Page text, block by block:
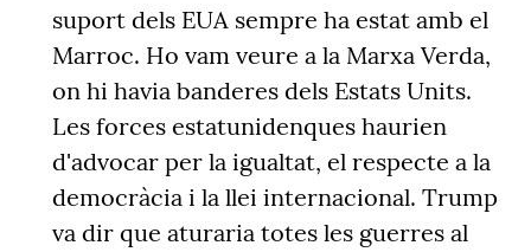
suport dels EUA sempre ha estat amb el
Marroc. Ho vam veure a la Marxa Verda,
on hi havia banderes dels Estats Units.
Les forces estatunidenques haurien
d'advocar per la igualtat, el respecte a la
democràcia i la llei internacional. Trump
va dir que aturaria totes les guerres al